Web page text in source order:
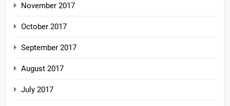
November 2017
October 2017
September 2017
August 2017
July 2017